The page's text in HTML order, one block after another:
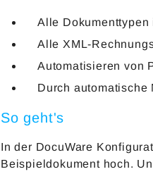
Alle Dokumenttypen
Alle XML-
Automatisieren von
Durch automatische
So geht's
In der DocuWare
Beispieldokument hoch.